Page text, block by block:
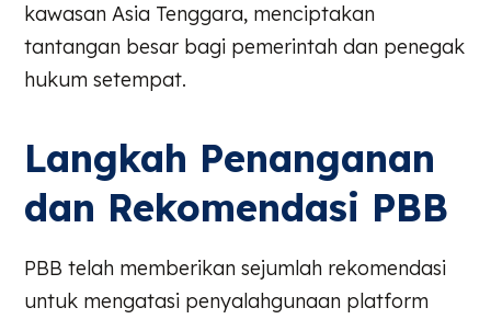
kawasan Asia Tenggara, menciptakan
tantangan besar bagi pemerintah dan penegak
hukum setempat.
Langkah Penanganan
dan Rekomendasi PBB
PBB telah memberikan sejumlah rekomendasi
untuk mengatasi penyalahgunaan platform